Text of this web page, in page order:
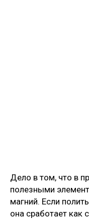
Дело в том, что в
полезными
магний. Если
она сработает как